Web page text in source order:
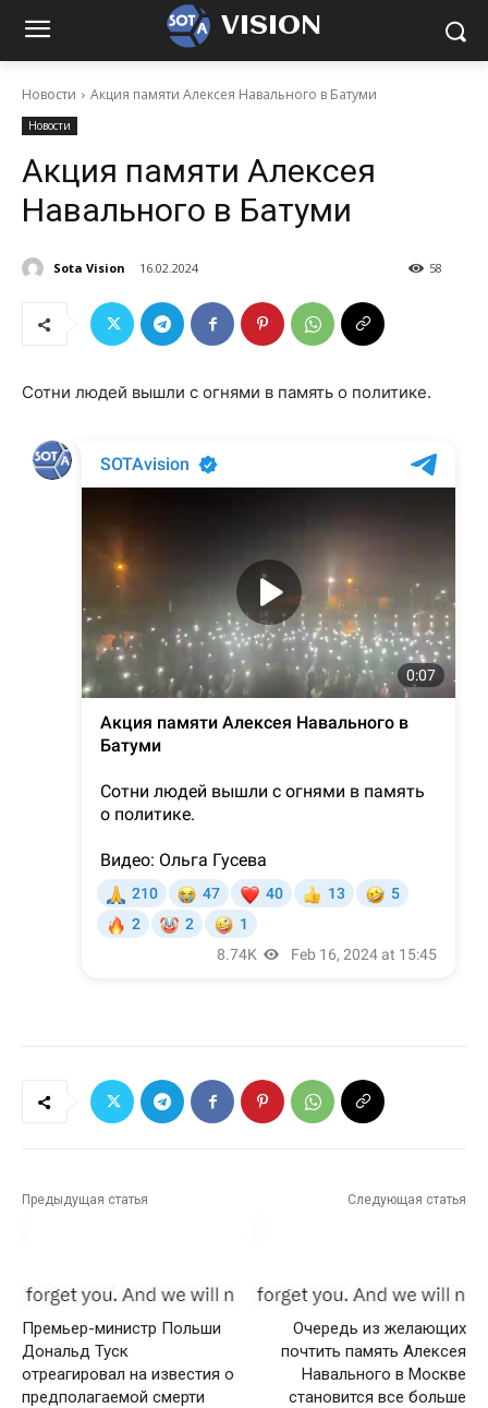
VISION
Новости Акция памяти Алексея Навального в Батуми
Новости
Акция памяти Алексея
Навального в Батуми
Sota Vision 16.02.2024 58
Сотни людей вышли с огнями в память о политике.
Предыдущая статья
Премьер-министр Польши
Дональд Туск
отреагировал на известия о
предполагаемой смерти
Следующая статья
Очередь из желающих
почтить память Алексея
Навального в Москве
становится все больше